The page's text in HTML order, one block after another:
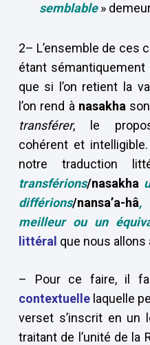
semblable»
2– L’ensemble de ces
étant sémantiquement
que si l’on retient la
l’on rend à nasakha
transférer, le
cohérent et
notre traduction
transférions/nasakha
différions/nansa’a-hâ,
meilleur ou un
littéral que nous
– Pour ce faire, il
contextuellelaquelle
verset s’inscrit en un
traitant de l’unité de la